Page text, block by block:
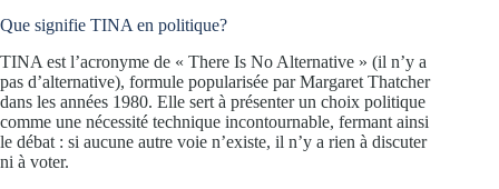
Que signifie TINA en politique?
TINA est l’acronyme de « There Is No Alternative » (il n’y a
pas d’alternative), formule popularisée par Margaret Thatcher
dans les années 1980. Elle sert à présenter un choix politique
comme une nécessité technique incontournable, fermant ainsi
le débat : si aucune autre voie n’existe, il n’y a rien à discuter
ni à voter.